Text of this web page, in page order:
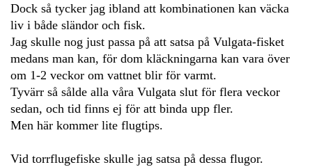
Dock så tycker jag ibland att kombinationen kan väcka
liv i både sländor och fisk.
Jag skulle nog just passa på att satsa på Vulgata-fisket
medans man kan, för dom kläckningarna kan vara över
om 1-2 veckor om vattnet blir för varmt.
Tyvärr så sålde alla våra Vulgata slut för flera veckor
sedan, och tid finns ej för att binda upp fler.
Men här kommer lite flugtips.
Vid torrflugefiske skulle jag satsa på dessa flugor.